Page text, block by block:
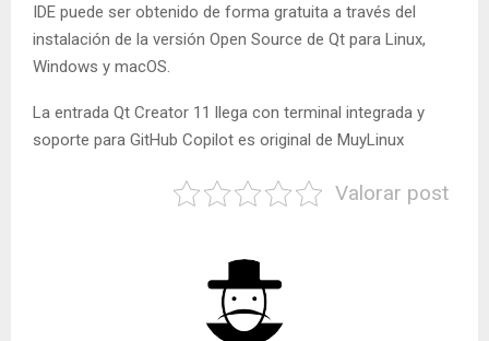
IDE puede ser obtenido de forma gratuita a través del
instalación de la versión Open Source de Qt para Linux,
Windows y macOS.
La entrada Qt Creator 11 llega con terminal integrada y
soporte para GitHub Copilot es original de MuyLinux
Valorar post